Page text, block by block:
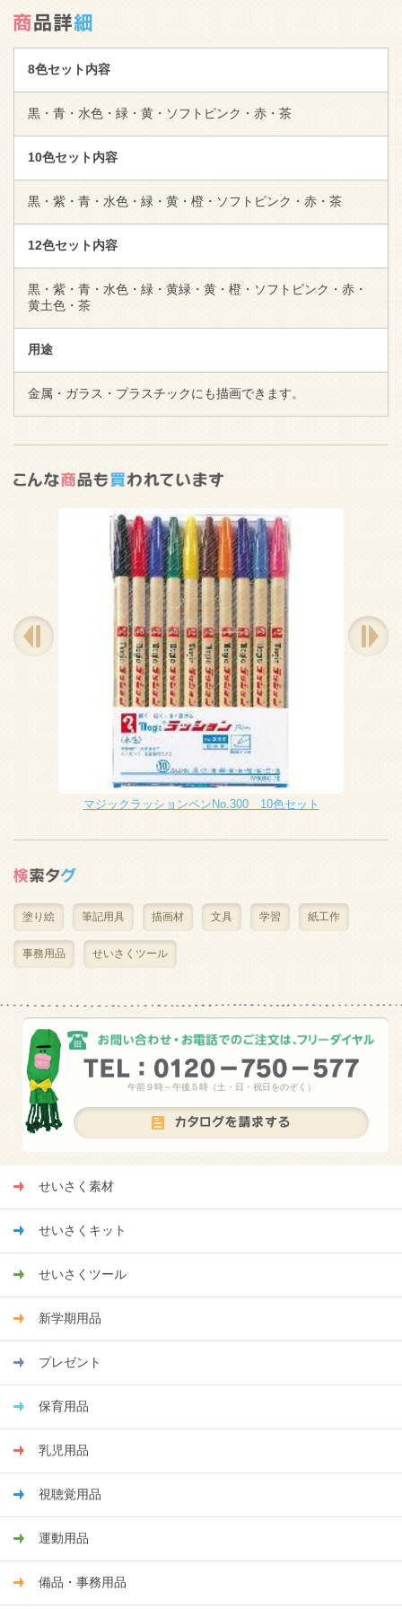
8色セット内容
黒・青・水色・緑・黄・ソフトピンク・赤・茶
10色セット内容
黒・紫・青・水色・緑・黄・橙・ソフトピンク・赤・茶
12色セット内容
黒・紫・青・水色・緑・黄緑・黄・橙・ソフトピンク・赤・
黄土色・茶
用途
金属・ガラス・プラスチックにも描画できます。
マジックラッションペンNo.300 10色セット
塗り絵 筆記用具 描画材 文具 学習 紙工作
事務用品 せいさくツール
午前９時～午後５時（土・日・祝日をのぞく）
せいさく素材
せいさくキット
せいさくツール
新学期用品
プレゼント
保育用品
乳児用品
視聴覚用品
運動用品
備品・事務用品